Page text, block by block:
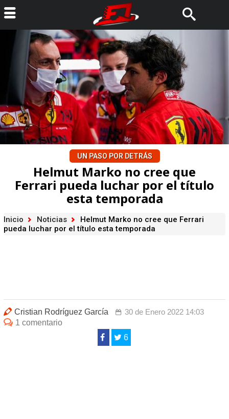
UN PASO POR DETRÁS
Helmut Marko no cree que
Ferrari pueda luchar por el título
esta temporada
Inicio Noticias
Helmut Marko no cree que Ferrari
pueda luchar por el título esta temporada
Cristian Rodríguez García
30 de Enero 2022 14:03
1 comentario
6